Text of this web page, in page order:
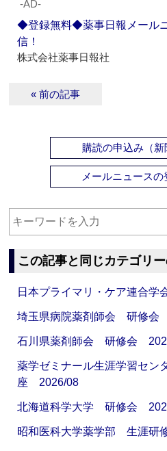
‐AD‐
◆登録無料◆薬事日報メール
信！
株式会社薬事日報社
« 前の記事
購読の申込み（新
メールニュースの
この記事と同じカテゴリ
日本プライマリ・ケア連合
埼玉県病院薬剤師会 研修会
石川県薬剤師会 研修会
薬学ゼミナール生涯学習セ
座 2026/08
北海道科学大学 研修会
昭和医科大学薬学部 生涯研